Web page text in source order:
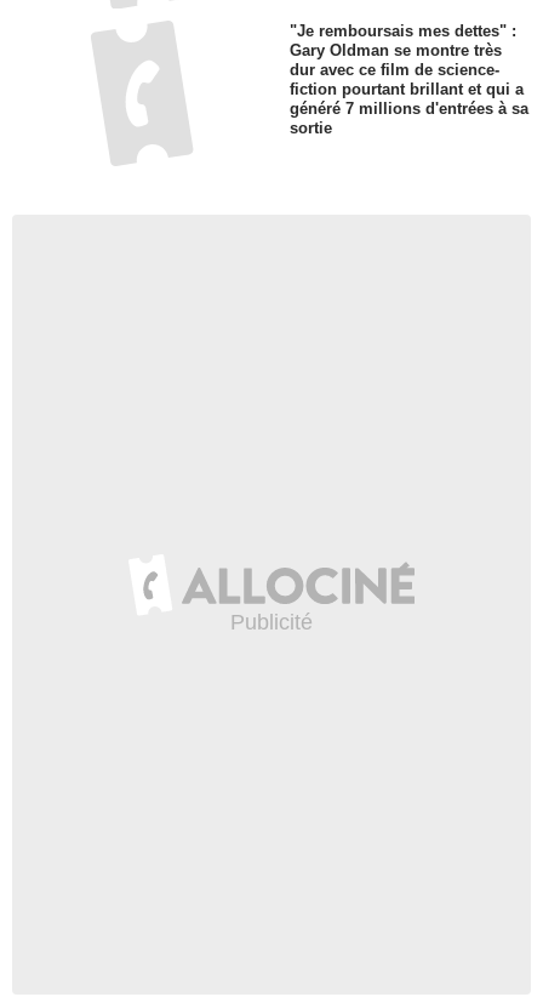
"Je remboursais mes dettes" :
Gary Oldman se montre très
dur avec ce film de science-
fiction pourtant brillant et qui a
généré 7 millions d'entrées à sa
sortie